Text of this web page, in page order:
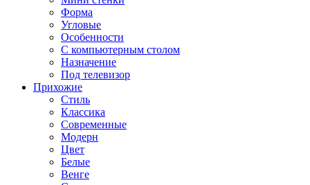
Форма
Угловые
Особенности
С компьютерным столом
Назначение
Под телевизор
Прихожие
Стиль
Классика
Современные
Модерн
Цвет
Белые
Венге